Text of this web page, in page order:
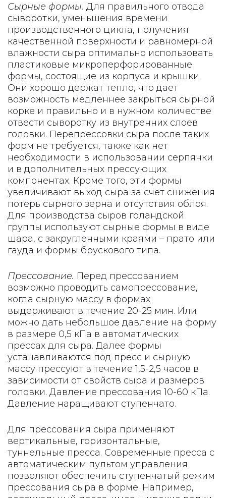
Сырные формы. Для правильного отвода
сыворотки, уменьшения времени
производственного цикла, получения
качественной поверхности и равномерной
влажности сыра оптимально использовать
пластиковые микроперфорированные
формы, состоящие из корпуса и крышки.
Они хорошо держат тепло, что дает
возможность медленнее закрыться сырной
корке и правильно и в нужном количестве
отвести сыворотку из внутренних слоев
головки. Перепрессовки сыра после таких
форм не требуется, также как нет
необходимости в использовании серпянки
и в дополнительных прессующих
компонентах. Кроме того, эти формы
увеличивают выход сыра за счет снижения
потерь сырного зерна и отсутствия облоя.
Для производства сыров голандской
группы используют сырные формы в виде
шара, с закругленными краями – прато или
гауда и формы брускового типа.
Прессование. Перед прессованием
возможно проводить самопрессование,
когда сырную массу в формах
выдерживают в течение 20-25 мин. Или
можно дать небольшое давление на форму
в размере 0,5 кПа в автоматических
прессах для сыра. Далее формы
устанавливаются под пресс и сырную
массу прессуют в течение 1,5-2,5 часов в
зависимости от свойств сыра и размеров
головки. Давление прессования 10-60 кПа.
Давление наращивают ступенчато.
Для прессования сыра применяют
вертикальные, горизонтальные,
туннельные пресса. Современные пресса с
автоматическим пультом управления
позволяют обеспечить ступенчатый режим
прессования сыра в форме. Например,